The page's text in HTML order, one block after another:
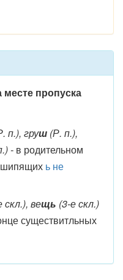
пропуска
п.), груш(Р. п.),
- в родительном
шипящих ь не
скл.), вещь (3-е скл.)
существитльных